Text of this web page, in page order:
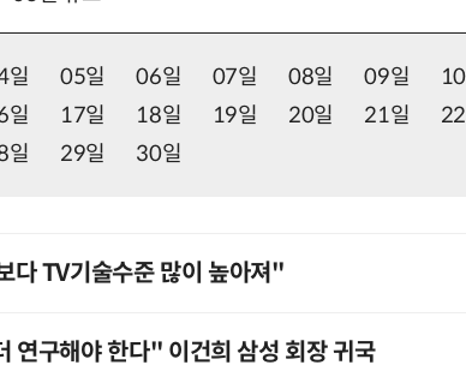
일 05일 06일 07일 08일 09일
일 17일 18일 19일 20일 21일
일 29일 30일
다 TV기술수준 많이 높아져"
연구해야 한다" 이건희 삼성 회장 귀국